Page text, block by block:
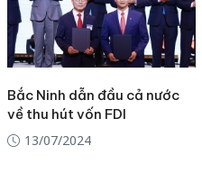
Bắc Ninh dẫn đầu cả nước
về thu hút vốn FDI
13/07/2024